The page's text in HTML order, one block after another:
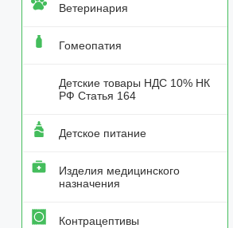
Ветеринария
Гомеопатия
Детские товары НДС 10% НК
РФ Статья 164
Детское питание
Изделия медицинского
назначения
Контрацептивы